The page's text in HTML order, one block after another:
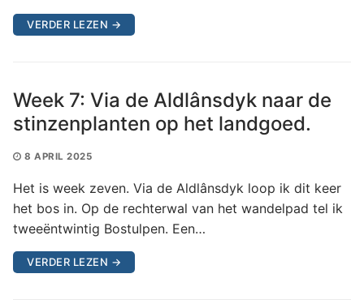
VERDER LEZEN →
Week 7: Via de Aldlânsdyk naar de
stinzenplanten op het landgoed.
8 APRIL 2025
Het is week zeven. Via de Aldlânsdyk loop ik dit keer
het bos in. Op de rechterwal van het wandelpad tel ik
tweeëntwintig Bostulpen. Een…
VERDER LEZEN →